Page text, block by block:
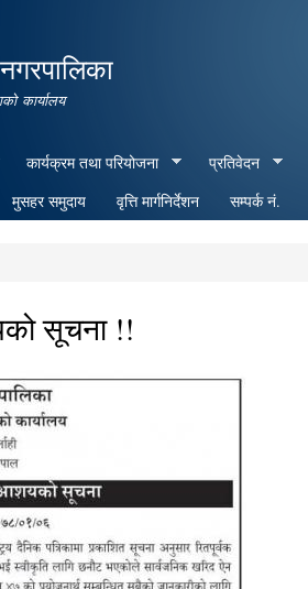
कार्यालय
कार्यक्रम तथा परियोजना प्रतिवेदन
मुसहर समुदाय वृत्ति मार्गनिर्देशन सम्पर्क नं.
सूचना !!